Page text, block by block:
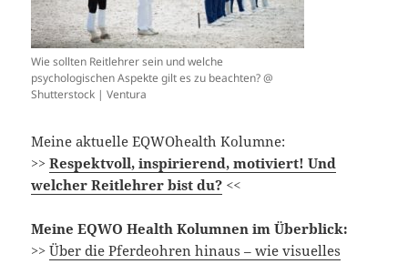
Wie sollten Reitlehrer sein und welche
psychologischen Aspekte gilt es zu beachten? @
Shutterstock | Ventura
Meine aktuelle EQWOhealth Kolumne:
>>Respektvoll, inspirierend, motiviert! Und
welcher Reitlehrer bist du? <<
Meine EQWO Health Kolumnen im Überblick:
>>Über die Pferdeohren hinaus – wie visuelles